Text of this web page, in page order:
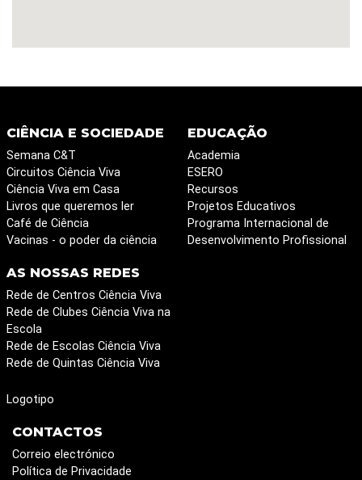
CIÊNCIA E SOCIEDADE
Semana C&T
Circuitos Ciência Viva
Ciência Viva em Casa
Livros que queremos ler
Café de Ciência
Vacinas - o poder da ciência
EDUCAÇÃO
Academia
ESERO
Recursos
Projetos Educativos
Programa Internacional de
Desenvolvimento Profissional
AS NOSSAS REDES
Rede de Centros Ciência Viva
Rede de Clubes Ciência Viva na
Escola
Rede de Escolas Ciência Viva
Rede de Quintas Ciência Viva
Logotipo
CONTACTOS
Correio electrónico
Política de Privacidade